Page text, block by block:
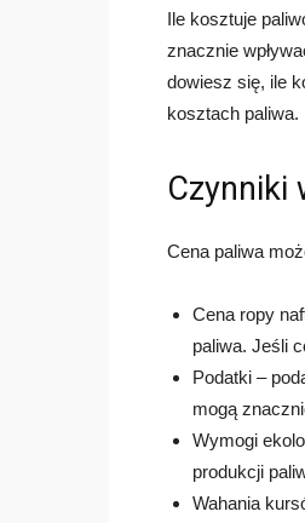
Ile kosztuje
znacznie
dowiesz się, ile
kosztach paliwa.
Czynniki
Cena paliwa
Cena ropy
paliwa. Jeśli
Podatki –
mogą
Wymogi
produkcji
Wahania